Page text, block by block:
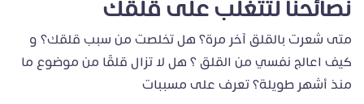
نصائحنا لتتغلب على قلقك
متى شعرت بالقلق آخر مرة؟ هل تخلصت من سبب قلقك؟ و
كيف اعالج نفسي من القلق ؟ هل لا تزال قلقًا من موضوع ما
منذ أشهر طويلة؟ تعرف على مسببات